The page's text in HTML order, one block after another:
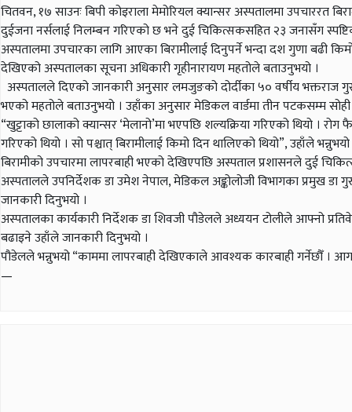
चितवन, १७ साउनः बिपी कोइराला मेमोरियल क्यान्सर अस्पतालमा उपचाररत
दुईजना नर्सलाई निलम्बन गरिएको छ भने दुई चिकित्सकसहित २३ जनासँग
अस्पतालमा उपचारका लागि आएका बिरामीलाई दिनुपर्ने भन्दा दश गुणा बढी
देखिएको अस्पतालका सूचना अधिकारी गृहीनारायण महतोले बताउनुभयो ।
अस्पतालले दिएको जानकारी अनुसार लमजुङको दोर्दीका ५० वर्षीय भक्तराज
भएको महतोले बताउनुभयो । उहाँका अनुसार मेडिकल वार्डमा तीन पटकसम्म सोही
“खुट्टाको छालाको क्यान्सर ‘मेलानो’मा भएपछि शल्यक्रिया गरिएको थियो ।
गरिएको थियो । सो पश्चात् बिरामीलाई किमो दिन थालिएको थियो”, उहाँले
बिरामीको उपचारमा लापरबाही भएको देखिएपछि अस्पताल प्रशासनले दुई
अस्पतालले उपनिर्देशक डा उमेश नेपाल, मेडिकल अङ्कोलोजी विभागका प्रमुख डा
जानकारी दिनुभयो ।
अस्पतालका कार्यकारी निर्देशक डा शिवजी पौडेलले अध्ययन टोलीले आफ्नो
बढाइने उहाँले जानकारी दिनुभयो ।
पौडेलले भन्नुभयो “काममा लापरबाही देखिएकाले आवश्यक कारबाही गर्नेछौँ ।
—